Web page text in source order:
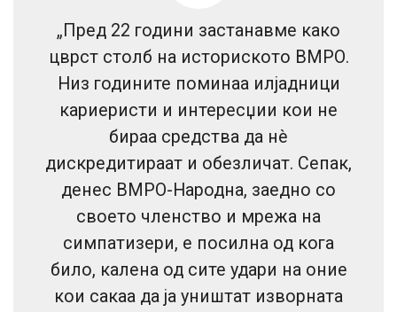
„Пред 22 години застанавме како
цврст столб на историското ВМРО.
Низ годините поминаа илјадници
кариеристи и интересџии кои не
бираа средства да нè
дискредитираат и обезличат. Сепак,
денес ВМРО-Народна, заедно со
своето членство и мрежа на
симпатизери, е посилна од кога
било, калена од сите удари на оние
кои сакаа да ја уништат изворната